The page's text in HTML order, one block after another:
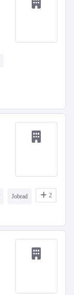
Jobrad 2